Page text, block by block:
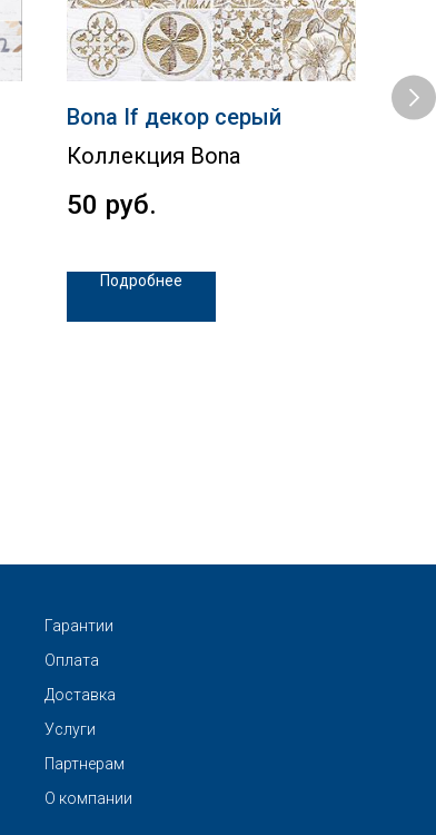
Bona If декор серый
Коллекция Bona
50 руб.
Подробнее
Гарантии
Оплата
Доставка
Услуги
Партнерам
О компании